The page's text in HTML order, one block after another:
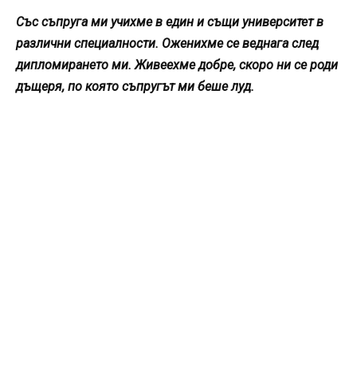
Със съпруга ми учихме в един и същи университет в
различни специалности. Оженихме се веднага след
дипломирането ми. Живеехме добре, скоро ни се роди
дъщеря, по която съпругът ми беше луд.